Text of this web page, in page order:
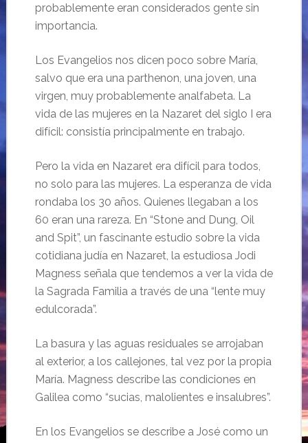
probablemente eran considerados gente sin
importancia.
Los Evangelios nos dicen poco sobre María,
salvo que era una parthenon, una joven, una
virgen, muy probablemente analfabeta. La
vida de las mujeres en la Nazaret del siglo I era
difícil: consistía principalmente en trabajo.
Pero la vida en Nazaret era difícil para todos,
no solo para las mujeres. La esperanza de vida
rondaba los 30 años. Quienes llegaban a los
60 eran una rareza. En “Stone and Dung, Oil
and Spit”, un fascinante estudio sobre la vida
cotidiana judía en Nazaret, la estudiosa Jodi
Magness señala que tendemos a ver la vida de
la Sagrada Familia a través de una “lente muy
edulcorada”.
La basura y las aguas residuales se arrojaban
al exterior, a los callejones, tal vez por la propia
María. Magness describe las condiciones en
Galilea como “sucias, malolientes e insalubres”.
En los Evangelios se describe a José como un